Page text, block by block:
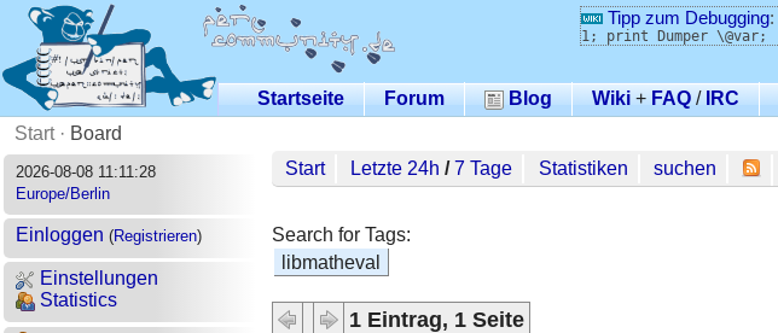
Tipp zum Debugging:
1; print Dumper \@var;
Startseite Forum Blog Wiki+ FAQ /IRC
Start· Board
2026-08-08 11:11:28
Europe/Berlin
Einloggen (Registrieren)
Einstellungen
Statistics
Start Letzte 24h /7 Tage Statistiken suchen
Search for Tags:
libmatheval
1 Eintrag, 1 Seite